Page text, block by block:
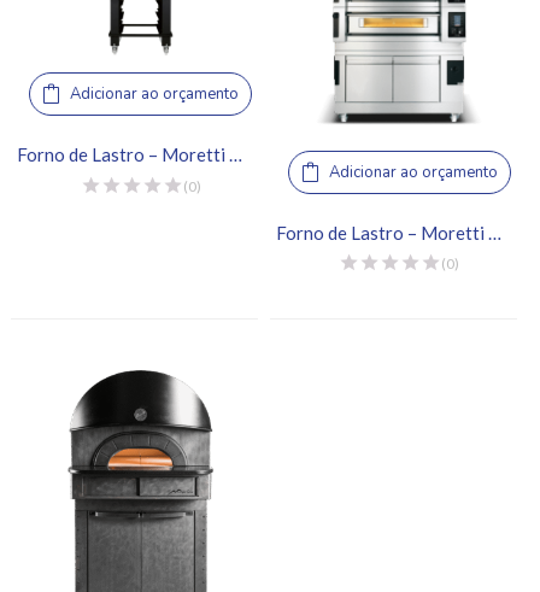
Adicionar ao orçamento
Forno de Lastro – Moretti Forni, iDeck 60.60
(0)
Adicionar ao orçamento
Forno de Lastro – Moretti Forni, Serie S 105E
(0)